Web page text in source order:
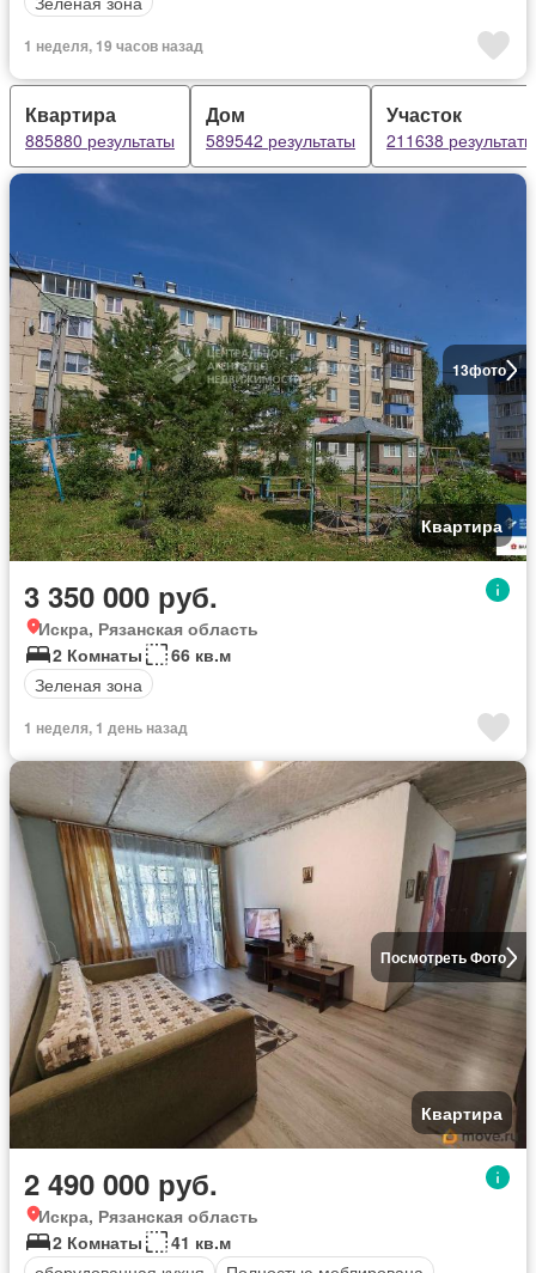
1 неделя, 19 часов назад
Квартира
885880 результаты
Дом
589542 результаты
Участок
211638 результаты
13фото
Квартира
3 350 000 руб.
Искра, Рязанская область
2 Комнаты
66 кв.м
Зеленая зона
1 неделя, 1 день назад
Посмотреть Фото
Квартира
2 490 000 руб.
Искра, Рязанская область
2 Комнаты
41 кв.м